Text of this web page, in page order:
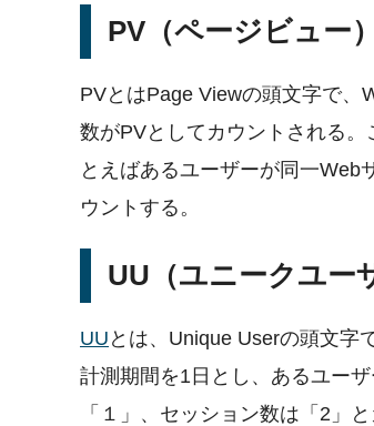
PV（ページビュー）
PVとはPage Viewの頭文字で、
数がPVとしてカウントされる
とえばあるユーザーが同一Web
ウントする。
UU（ユニークユー
UU とは、Unique Userの頭文字
計測期間を1日とし、あるユー
「１」、セッション数は「2」と